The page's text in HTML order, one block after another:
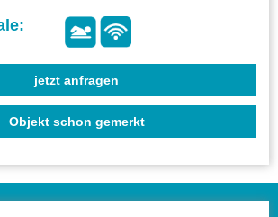
jetzt anfragen
Objekt schon gemerkt